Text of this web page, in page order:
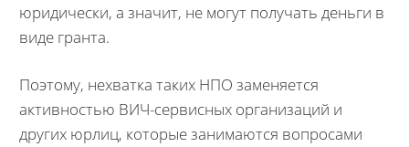
юридически, а значит, не могут получать деньги в
виде гранта.
Поэтому, нехватка таких НПО заменяется
активностью ВИЧ-сервисных организаций и
других юрлиц, которые занимаются вопросами